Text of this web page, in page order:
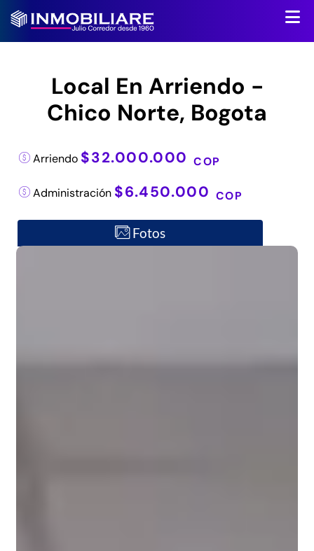
Local En Arriendo -
Chico Norte, Bogota
Arriendo $32.000.000COP
Administración $6.450.000 COP
Fotos